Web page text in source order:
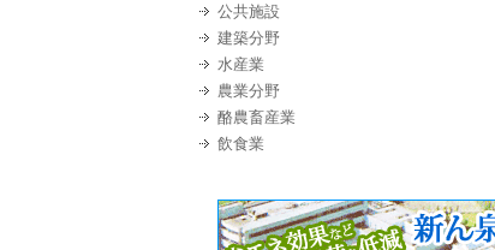
公共施設
建築分野
水産業
農業分野
酪農畜産業
飲食業